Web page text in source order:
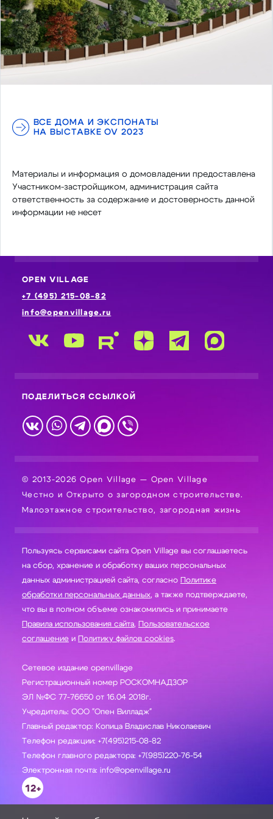
ВСЕ ДОМА И ЭКСПОНАТЫ
НА ВЫСТАВКЕ OV 2023
Материалы и информация о домовладении предоставлена
Участником-застройщиком, администрация сайта
ответственность за содержание и достоверность данной
информации не несет
OPEN VILLAGE
+7 (495) 215-08-82
info@openvillage.ru
ПОДЕЛИТЬСЯ ССЫЛКОЙ
© 2013-2026 Open Village — Open Village
Честно и Открыто о загородном строительстве.
Малоэтажное строительство, загородная жизнь
Пользуясь сервисами сайта Open Village вы соглашаетесь
на сбор, хранение и обработку ваших персональных
данных администрацией сайта, согласно Политике
обработки персональных данных, а также подтверждаете,
что вы в полном объеме ознакомились и принимаете
Правила использования сайта, Пользовательское
соглашение и Политику файлов cookies.
Сетевое издание openvillage
Регистрационный номер РОСКОМНАДЗОР
ЭЛ №ФС 77-76650 от 16.04 2018г.
Учредитель: ООО "Опен Вилладж"
Главный редактор: Копица Владислав Николаевич
Телефон редакции: +7(495)215-08-82
Телефон главного редактора: +7(985)220-76-54
Электронная почта: info@openvillage.ru
12+